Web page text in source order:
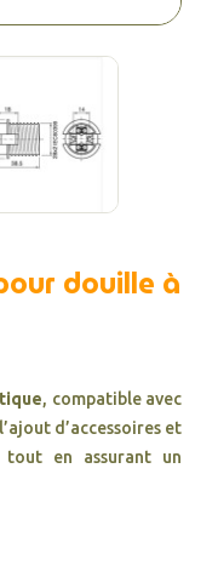
douille à
, compatible avec
d’accessoires et
en assurant un